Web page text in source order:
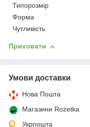
Типорозмір
Форма
Чутливість
Приховати
Умови доставки
Нова Пошта
Магазини Rozetka
Укрпошта